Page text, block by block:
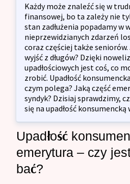
Każdy może znaleźć się w
finansowej, bo ta zależy nie
stan zadłużenia popadamy w
nieprzewidzianych zdarzeń
coraz częściej także
wyjść z długów? Dzięki
upadłościowych jest coś, co
zrobić. Upadłość
czym polega? Jaką część
syndyk? Dzisiaj sprawdzimy,
się na upadłość
Upadłość
emerytura – czy
bać?